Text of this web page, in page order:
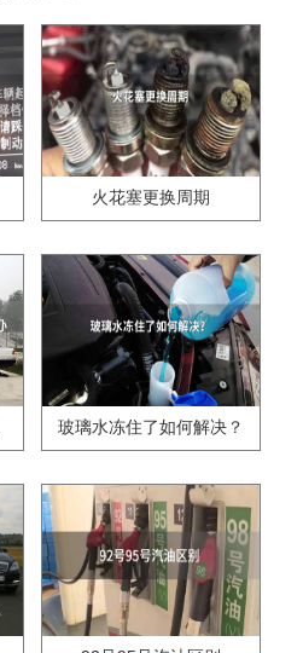
火花塞更换周期
玻璃水冻住了如何解决？